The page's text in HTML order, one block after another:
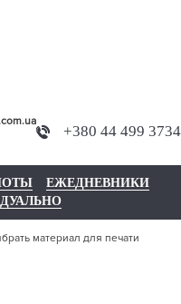
+380 44 499 3734
ЕЖЕДНЕВНИКИ
материал для печати